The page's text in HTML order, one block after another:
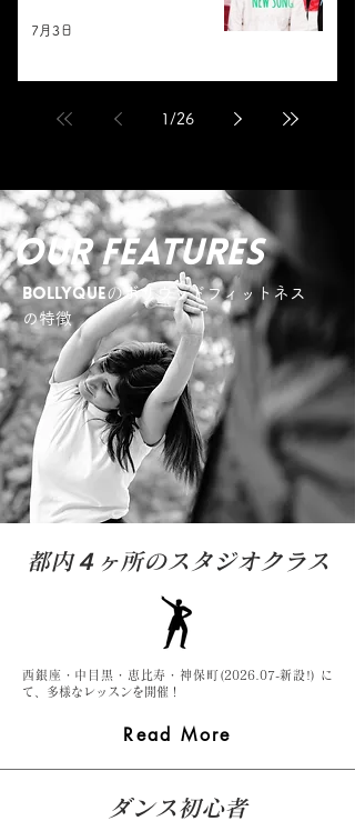
7月3日
1 /26
Our Features
BOLLYQUEのボリウッドフィットネス
の特徴
都内４ヶ所のスタジオクラス
西銀座・中目黒・恵比寿・神保町(2026.07-新設!) に
て、多様なレッスンを開催！
Read More
ダンス​初心者